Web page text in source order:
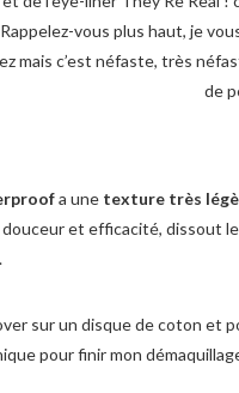
vous plus haut, je
mais c’est néfaste, très
de
a une texture très
et efficacité, dissout le
sur un disque de coton et
pour finir mon